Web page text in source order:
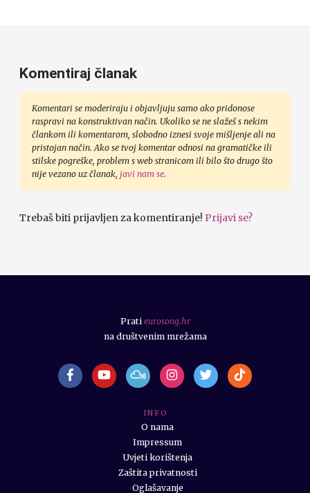
Komentiraj članak
Komentari se moderiraju i objavljuju samo ako pridonose
raspravi na konstruktivan način. Ukoliko se ne slažeš s nekim
člankom ili komentarom, slobodno iznesi svoje mišljenje ali na
pristojan način. Ako se tvoj komentar odnosi na gramatičke ili
stilske pogreške, problem s web stranicom ili bilo što drugo što
nije vezano uz članak, javi nam se.
Trebaš biti prijavljen za komentiranje! Prijavi se?
I N F O
O nama
Impressum
Uvjeti korištenja
Zaštita privatnosti
Oglašavanje
Prati eurosong.hr
na društvenim mrežama